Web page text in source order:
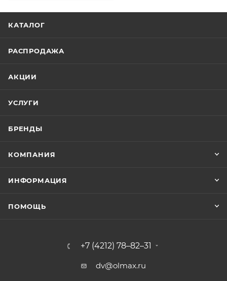
КАТАЛОГ
РАСПРОДАЖА
АКЦИИ
УСЛУГИ
БРЕНДЫ
КОМПАНИЯ
ИНФОРМАЦИЯ
ПОМОЩЬ
+7 (4212) 78–82–31
dv@olmax.ru